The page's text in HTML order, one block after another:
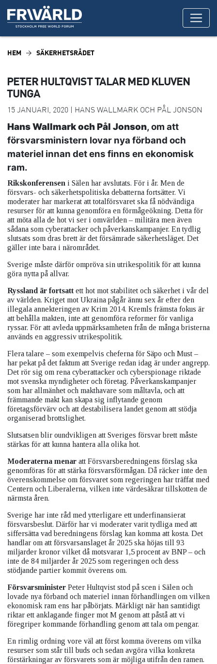
HEM SÄKERHETSRÅDET
PETER HULTQVIST TALAR MED KLUVEN
TUNGA
15 JANUARI, 2020 | HANS WALLMARK OCH PÅL JONSON
Hans Wallmark och Pål Jonson, om att
försvarsministern lovar nya förband och
materiel innan det ens finns en ekonomisk
ram.
Rikskonferensen i Sälen har avslutats. För i år. Men de
försvars- och säkerhetspolitiska debatterna fortsätter. Vi
moderater har markerat att totalförsvaret ska få nödvändiga
resurser för att kunna genomföra en förmågeökning. Detta för
att möta alla de hot vi ser i omvärlden – militära men även
sådana som cyberattacker och påverkanskampanjer. En tydlig
slutsats som dras brett är det försämrade säkerhetsläget. Det
gäller inte bara i närområdet.
Sverige måste därför ompröva sin utrikespolitik för att kunna
göra nytta på allvar.
Ryssland är fortsatt ett hot mot stabilitet och säkerhet i vår del
av världen. Kriget mot Ukraina pågår ännu sex år efter den
illegala annekteringen av Krim 2014. Kremls främsta fokus är
att behålla makten, inte att genomföra reformer för vanliga
ryssar. För att avleda uppmärksamheten från de många bristerna
används en aggressiv utrikespolitik.
Flera talare – som exempelvis cheferna för Säpo och Must –
har pekat på det faktum att Sverige redan idag är under angrepp.
Det rör sig om rena cyberattacker och cyberspionage riktade
mot svenska myndigheter och företag. Påverkanskampanjer
som har allmänhet och makthavare som måltavla, och att
främmande makt kan skapa sig inflytande genom
företagsförvärv och att destabilisera landet genom att stödja
organiserad brottslighet.
Slutsatsen blir oundvikligen att Sveriges försvar brett måste
stärkas för att kunna hantera alla olika hot.
Moderaterna menar att Försvarsberedningens förslag ska
genomföras för att stärka försvarsförmågan. Då räcker inte den
överenskommelse om försvaret som regeringen har träffat med
Centern och Liberalerna, vilken inte värdesäkrar tillskotten de
närmsta åren.
Sverige har inte råd med ytterligare ett underfinansierat
försvarsbeslut. Därför har vi moderater varit tydliga med att
siffersätta vad beredningens förslag kan komma att kosta. Det
handlar om att försvarsanslaget år 2025 ska höjas till 93
miljarder kronor vilket då motsvarar 1,5 procent av BNP – och
inte de 84 miljarder år 2025 som regeringen och dess
stödjande partier kommit överens om.
Försvarsminister Peter Hultqvist stod på scen i Sälen och
lovade nya förband och materiel innan förhandlingen om vilken
ekonomisk ram ens har påbörjats. Märkligt när han samtidigt
riktar ett anklagande finger mot M genom att påstå att vi
föregriper kommande förhandling genom att tala om pengar.
En rimlig ordning vore väl att först komma överens om vilka
resurser som står till buds och sedan avgöra vilka konkreta
förstärkningar av försvarets som är möjliga utifrån den ramen.